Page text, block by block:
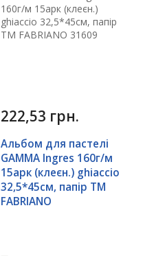
222,53 грн.
Альбом для пастелі
GAMMA Ingres 160г/м
15арк (клеєн.) ghiaccio
32,5*45см, папір ТМ
FABRIANO